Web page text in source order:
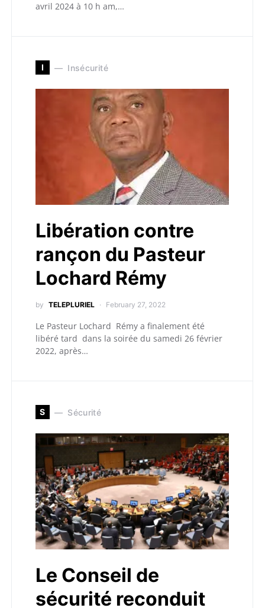
avril 2024 à 10 h am,…
I Insécurité
Libération contre
rançon du Pasteur
Lochard Rémy
by TELEPLURIEL February 27, 2022
Le Pasteur Lochard Rémy a finalement été
libéré tard dans la soirée du samedi 26 février
2022, après…
S Sécurité
Le Conseil de
sécurité reconduit